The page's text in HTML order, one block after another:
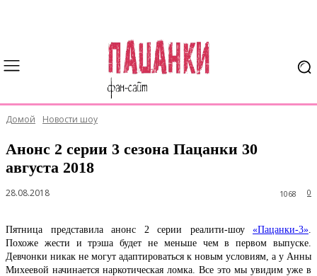
Домой Новости шоу
Анонс 2 серии 3 сезона Пацанки 30
августа 2018
28.08.2018 0
1068
Пятница представила анонс 2 серии реалити-шоу «Пацанки-3»
Похоже жести и трэша будет не меньше чем в первом выпуске.
Девчонки никак не могут адаптироваться к новым условиям, а у Анны
Михеевой начинается наркотическая ломка. Все это мы увидим уже в